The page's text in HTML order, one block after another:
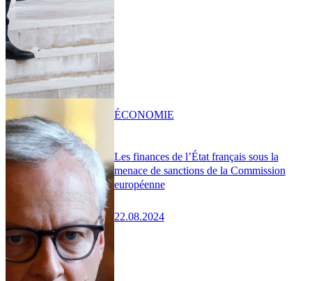
Les finances de l’État français sous la
menace de sanctions de la Commission
européenne
22.08.2024
ÉCONOMIE